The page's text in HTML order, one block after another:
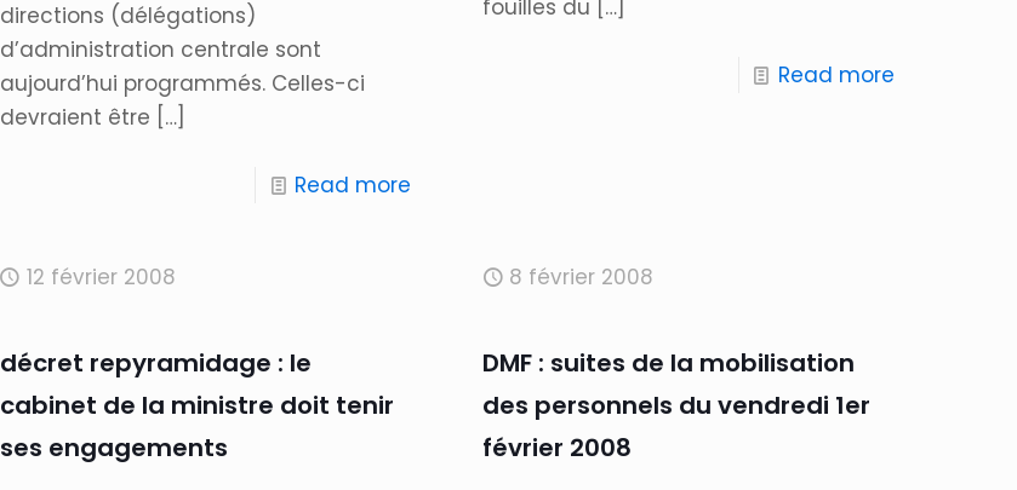
directions (délégations)
d’administration centrale sont
aujourd’hui programmés. Celles-ci
devraient être […]
Read more
fouilles du […]
Read more
12 février 2008
décret repyramidage : le
cabinet de la ministre doit tenir
ses engagements
8 février 2008
DMF : suites de la mobilisation
des personnels du vendredi 1er
février 2008